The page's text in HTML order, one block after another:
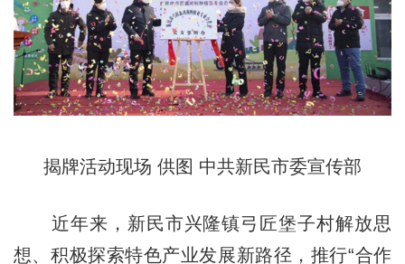
揭牌活动现场 供图 中共新民市委宣传部
近年来，新民市兴隆镇弓匠堡子村解放思
想、积极探索特色产业发展新路径，推行“合作